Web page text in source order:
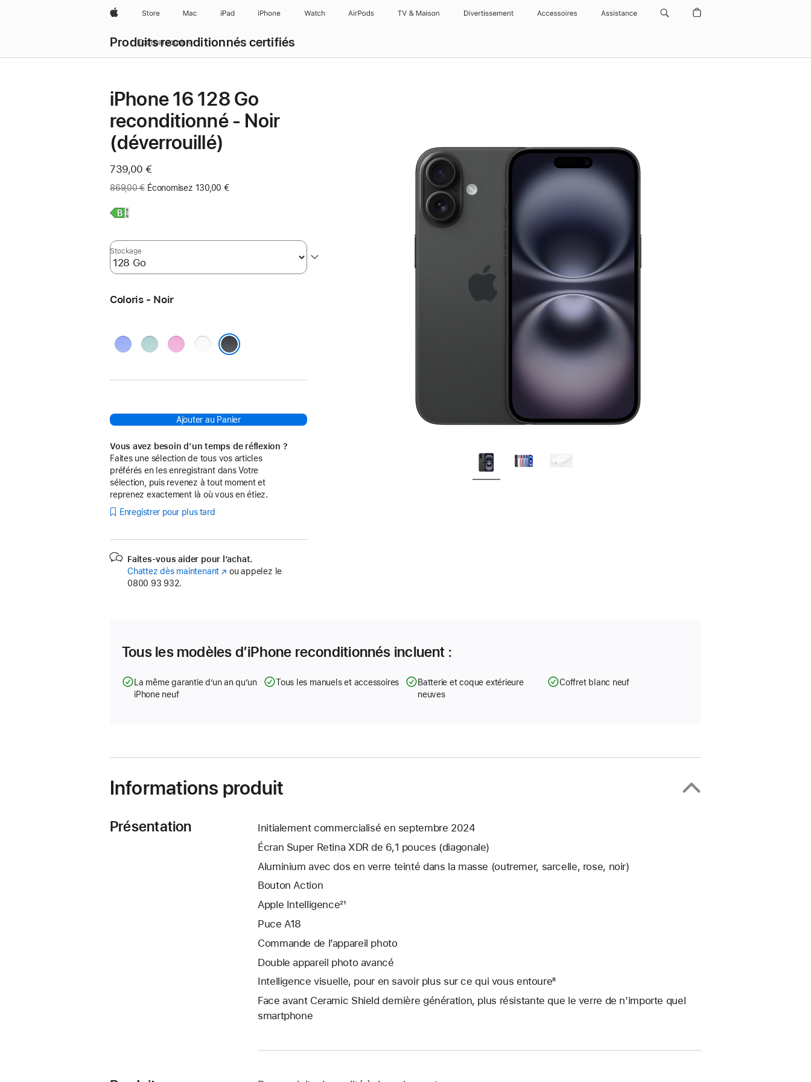
AppleStore Mac iPad iPhone Watch AirPods TV & Maison Divertissements Accessoires Assistance
Produits reconditionnés certifiés
Tout parcourir
iPhone 16 128 Go
reconditionné - Noir
(déverrouillé)
Maintenant
739,00 €
Ancien
:
869,00 € Économisez 130,00 €
En
plus,
Stockage
Coloris - Noir
Outremer
SarcelleRose Blanc
Ajouter au Panier
Vous avez besoin d’un temps de réflexion ?
Faites une sélection de tous vos articles
préférés en les enregistrant dans Votre
sélection, puis revenez à tout moment et
reprenez exactement là où vous en étiez.
Enregistrer pour plus tard
Faites-vous aider pour l’achat.
Chattez dès maintenant (s’ouvre
ou appelez le
0800 93 932.
Tous les modèles d’iPhone reconditionnés incluent :
La même garantie d’un an qu’un
iPhone neuf
Tous les manuels et accessoires
Batterie et coque extérieure
neuves
Coffret blanc neuf
Informations produit
Présentation
Initialement commercialisé en septembre 2024
Écran Super Retina XDR de 6,1 pouces (diagonale)
Aluminium avec dos en verre teinté dans la masse (outremer, sarcelle, rose, noir)
Bouton Action
Apple Intelligence²¹
Puce A18
Commande de l’appareil photo
Double appareil photo avancé
Intelligence visuelle, pour en savoir plus sur ce qui vous entoure⁸
Face avant Ceramic Shield dernière génération, plus résistante que le verre de n’importe quel
smartphone